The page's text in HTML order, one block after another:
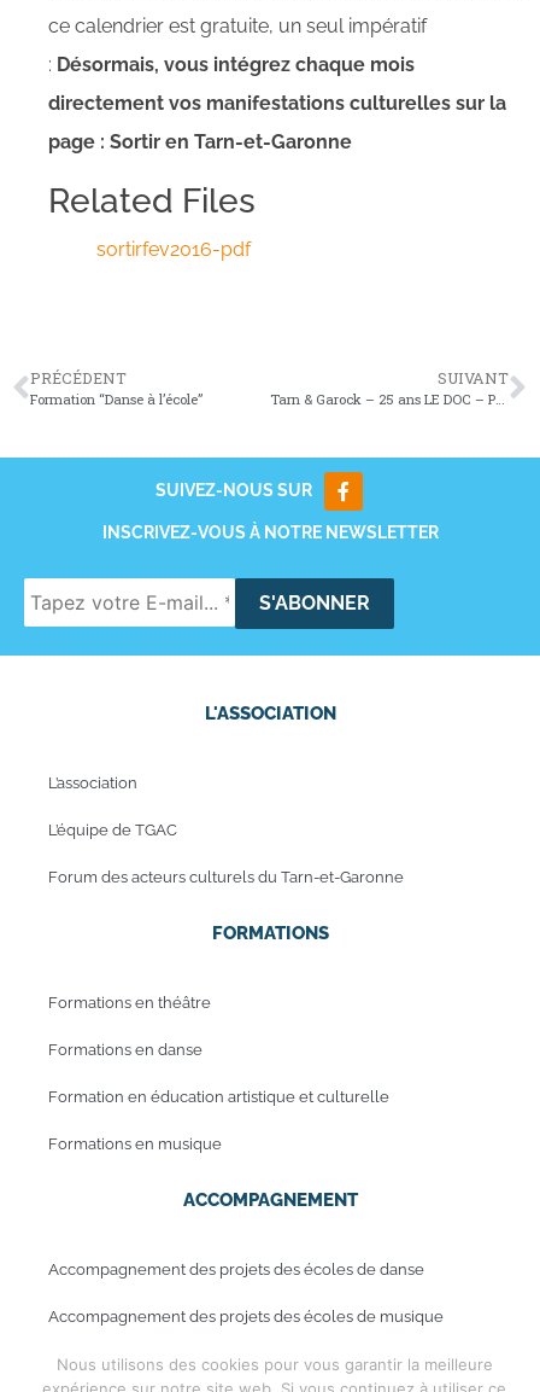
ce calendrier est gratuite, un seul impératif
: Désormais, vous intégrez chaque mois
directement vos manifestations culturelles sur la
page : Sortir en Tarn-et-Garonne
Related Files
sortirfev2016-pdf
PRÉCÉDENT
Formation “Danse à l’école”
SUIVANT
Tarn & Garock – 25 ans LE DOC – Projections 2016
SUIVEZ-NOUS SUR
INSCRIVEZ-VOUS À NOTRE NEWSLETTER
L'ASSOCIATION
L’association
L’équipe de TGAC
Forum des acteurs culturels du Tarn-et-Garonne
FORMATIONS
Formations en théâtre
Formations en danse
Formation en éducation artistique et culturelle
Formations en musique
ACCOMPAGNEMENT
Accompagnement des projets des écoles de danse
Accompagnement des projets des écoles de musique
Nous utilisons des cookies pour vous garantir la meilleure